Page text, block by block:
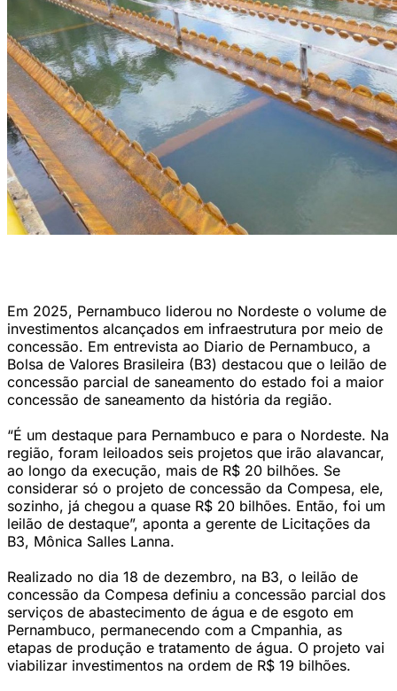
Em 2025, Pernambuco liderou no Nordeste o volume de
investimentos alcançados em infraestrutura por meio de
concessão. Em entrevista ao Diario de Pernambuco, a
Bolsa de Valores Brasileira (B3) destacou que o leilão de
concessão parcial de saneamento do estado foi a maior
concessão de saneamento da história da região.
“É um destaque para Pernambuco e para o Nordeste. Na
região, foram leiloados seis projetos que irão alavancar,
ao longo da execução, mais de R$ 20 bilhões. Se
considerar só o projeto de concessão da Compesa, ele,
sozinho, já chegou a quase R$ 20 bilhões. Então, foi um
leilão de destaque”, aponta a gerente de Licitações da
B3, Mônica Salles Lanna.
Realizado no dia 18 de dezembro, na B3, o leilão de
concessão da Compesa definiu a concessão parcial dos
serviços de abastecimento de água e de esgoto em
Pernambuco, permanecendo com a Cmpanhia, as
etapas de produção e tratamento de água. O projeto vai
viabilizar investimentos na ordem de R$ 19 bilhões.